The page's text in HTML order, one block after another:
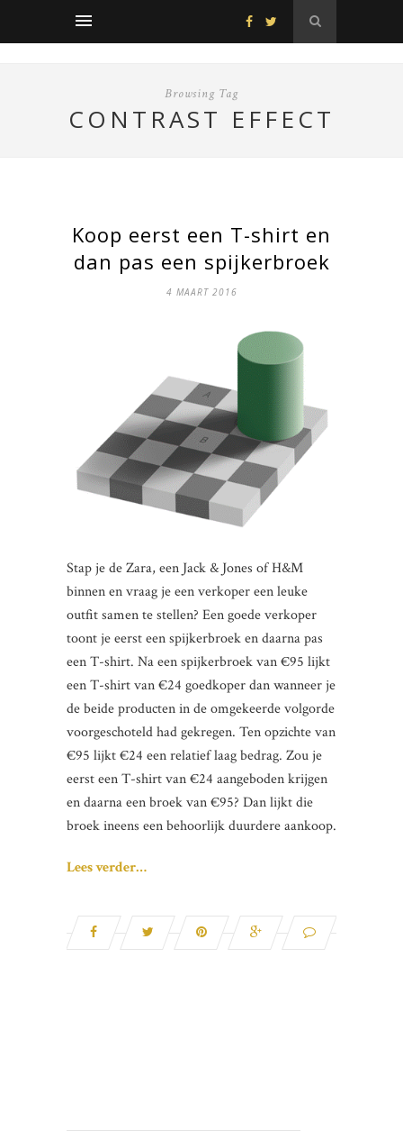
Browsing Tag
CONTRAST EFFECT
Koop eerst een T-shirt en
dan pas een spijkerbroek
4 MAART 2016
Stap je de Zara, een Jack & Jones of H&M
binnen en vraag je een verkoper een leuke
outfit samen te stellen? Een goede verkoper
toont je eerst een spijkerbroek en daarna pas
een T-shirt. Na een spijkerbroek van €95 lijkt
een T-shirt van €24 goedkoper dan wanneer je
de beide producten in de omgekeerde volgorde
voorgeschoteld had gekregen. Ten opzichte van
€95 lijkt €24 een relatief laag bedrag. Zou je
eerst een T-shirt van €24 aangeboden krijgen
en daarna een broek van €95? Dan lijkt die
broek ineens een behoorlijk duurdere aankoop.
Lees verder…